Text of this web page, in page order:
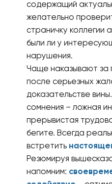
содержащий
желательно
страничку коллегии
были ли у
нарушения.
Чаще наказывают за
после серьезных
доказательстве
сомнения – ложная
прерывистая
бегите. Всегда
встретить
Резюмируя
напомним: